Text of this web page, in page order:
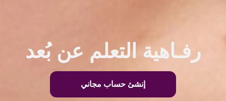
رفـاهية التعلم عن بُعد
إنشئ حساب مجاني